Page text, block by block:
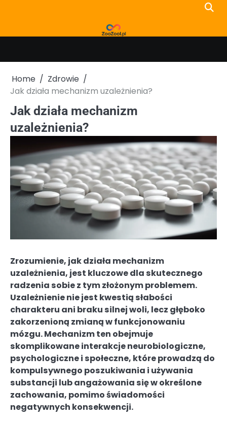
Home
Zdrowie
Jak działa mechanizm uzależnienia?
Jak działa mechanizm
uzależnienia?
Zrozumienie, jak działa mechanizm
uzależnienia, jest kluczowe dla skutecznego
radzenia sobie z tym złożonym problemem.
Uzależnienie nie jest kwestią słabości
charakteru ani braku silnej woli, lecz głęboko
zakorzenioną zmianą w funkcjonowaniu
mózgu. Mechanizm ten obejmuje
skomplikowane interakcje neurobiologiczne,
psychologiczne i społeczne, które prowadzą do
kompulsywnego poszukiwania i używania
substancji lub angażowania się w określone
zachowania, pomimo świadomości
negatywnych konsekwencji.